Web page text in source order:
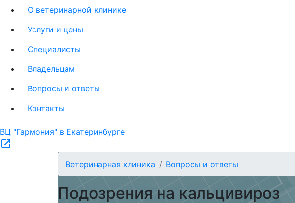
О ветеринарной клинике
Услуги и цены
Специалисты
Владельцам
Вопросы и ответы
Контакты
ВЦ "Гармония" в Екатеринбурге
open_in_new
Ветеринарная клиника Вопросы и ответы
Подозрения на кальцивироз